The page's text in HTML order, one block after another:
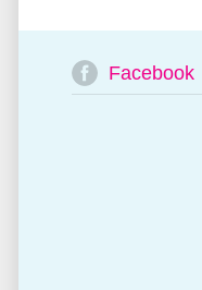
Facebook